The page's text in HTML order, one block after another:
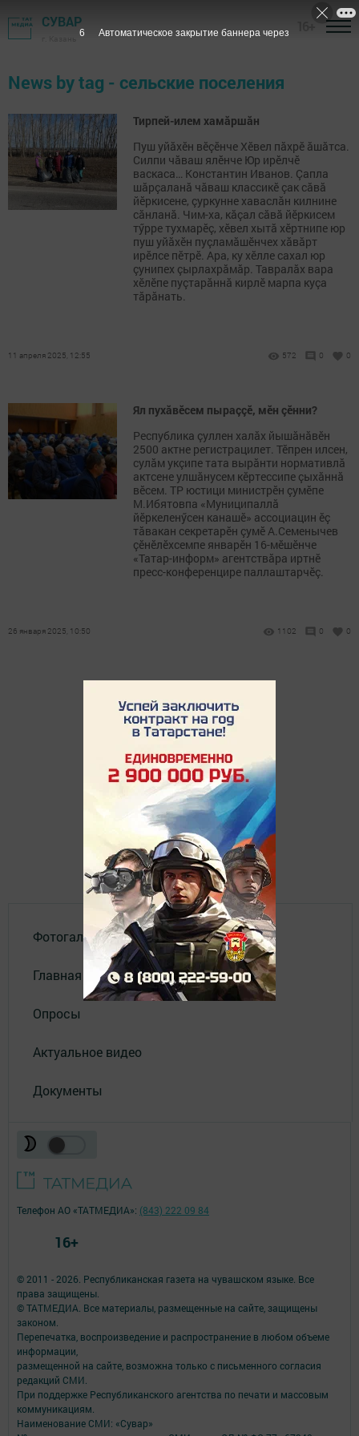
СУВАР
News by tag - сельские поселения
Тирпей-илем хамӑршăн
Пуш уйӑхӗн вӗçӗнче Хӗвел пӑхрӗ ӑшӑтса.
Силпи чӑваш ялӗнче Юр ирӗлчӗ
васкаса… Константин Иванов. Çапла
шӑрçаланӑ чăваш классикӗ çак сӑвӑ
йӗркисене, çуркунне хаваслăн килнине
сăнланă. Чим-ха, кӑçал сӑвӑ йӗркисем
тӳрре тухмарӗç, хӗвел хытă хӗртнипе юр
пуш уйӑхӗн пуçламӑшӗнчех хӑвӑрт
ирӗлсе пӗтрӗ. Ара, ку хӗлле сахал юр
çунипех çырлахрӑмӑр. Тавралӑх вара
хӗлӗпе пуçтарăннӑ кирлӗ марпа куçа
тӑрӑнать.
11 апреля 2025, 12:55 572 0 0
Ял пухăвӗсем пыраççӗ, мӗн çӗнни?
Республика çуллен халăх йышăнăвӗн
2500 актне регистрацилет. Тӗпрен илсен,
сулăм укçипе тата вырăнти нормативлă
актсене улшăнусем кӗртессипе çыхăннă
вӗсем. ТР юстици министрӗн çумӗпе
М.Ибятовпа «Муниципаллă
йӗркеленӳсен канашӗ» ассоциацин ӗç
тăвакан секретарӗн çумӗ А.Семенычев
çӗнӗлӗхсемпе январӗн 16-мӗшӗнче
«Татар-информ» агентствăра иртнӗ
пресс-конференцире паллаштарчӗç.
26 января 2025, 10:50 1102 0 0
Фотогалереи
Главная
Опросы
Актуальное видео
Документы
© 2011 - 2026. Республиканская газета на чувашском языке. Все
права защищены.
© ТАТМЕДИА. Все материалы, размещенные на сайте, защищены
законом.
Перепечатка, воспроизведение и распространение в любом объеме
информации,
размещенной на сайте, возможна только с письменного согласия
редакций СМИ.
При поддержке Республиканского агентства по печати и массовым
коммуникациям.
Наименование СМИ: «Сувар»
Телефон АО «ТАТМЕДИА»: (843) 222 09 84
16+
6 Автоматическое закрытие баннера через